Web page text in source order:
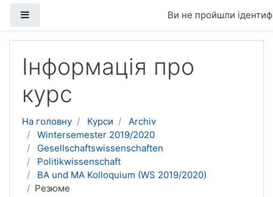
Ви не пройшли
Інформація про
курс
На головну Курси
Archiv
Wintersemester 2019/2020
Gesellschaftswissenschaften
Politikwissenschaft
BA und MA Kolloquium (WS 2019/2020)
Резюме